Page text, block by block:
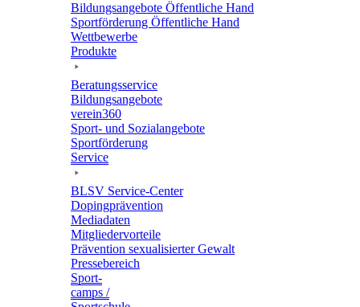
Bildungs­an­ge­bote Öffent­li­che Hand
Sport­för­de­rung Öffent­li­che Hand
Wett­be­werbe
Produkte
Bera­tungs­ser­vice
Bildungs­an­ge­bote
verein360
Sport- und Sozialangebote
Sport­för­de­rung
Service
BLSV Service-Center
Doping­prä­ven­tion
Media­da­ten
Mitglie­der­vor­teile
Präven­tion sexua­li­sier­ter Gewalt
Pres­se­be­reich
Sport­
camps /